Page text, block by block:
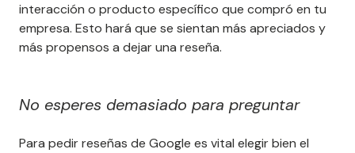
interacción o producto específico que compró en tu
empresa. Esto hará que se sientan más apreciados y
más propensos a dejar una reseña.
No esperes demasiado para preguntar
Para pedir reseñas de Google es vital elegir bien el